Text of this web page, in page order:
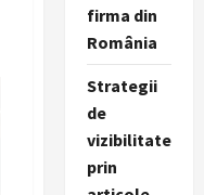
firma din
România
Strategii
de
vizibilitate
prin